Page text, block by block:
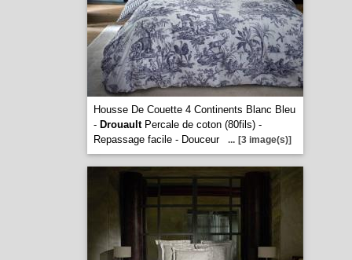
Housse De Couette 4 Continents Blanc Bleu
- DrouaultPercale de coton (80fils) -
Repassage facile - Douceur
... [3 image(s)]